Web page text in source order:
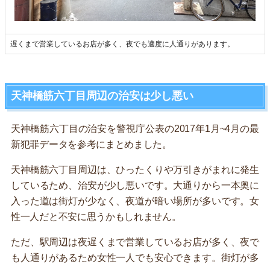
遅くまで営業しているお店が多く、夜でも適度に人通りがあります。
天神橋筋六丁目周辺の治安は少し悪い
天神橋筋六丁目の治安を警視庁公表の2017年1月~4月の最
新犯罪データを参考にまとめました。
天神橋筋六丁目周辺は、ひったくりや万引きがまれに発生
しているため、治安が少し悪いです。大通りから一本奥に
入った道は街灯が少なく、夜道が暗い場所が多いです。女
性一人だと不安に思うかもしれません。
ただ、駅周辺は夜遅くまで営業しているお店が多く、夜で
も人通りがあるため女性一人でも安心できます。街灯が多